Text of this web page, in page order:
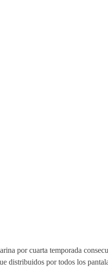
por cuarta temporada
distribuidos por todos los